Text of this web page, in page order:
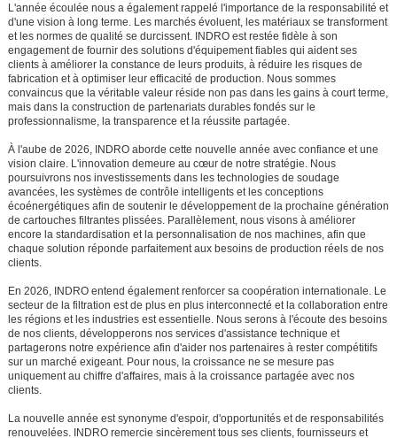
L'année écoulée nous a également rappelé l'importance de la responsabilité et
d'une vision à long terme. Les marchés évoluent, les matériaux se transforment
et les normes de qualité se durcissent. INDRO est restée fidèle à son
engagement de fournir des solutions d'équipement fiables qui aident ses
clients à améliorer la constance de leurs produits, à réduire les risques de
fabrication et à optimiser leur efficacité de production. Nous sommes
convaincus que la véritable valeur réside non pas dans les gains à court terme,
mais dans la construction de partenariats durables fondés sur le
professionnalisme, la transparence et la réussite partagée.
À l'aube de 2026, INDRO aborde cette nouvelle année avec confiance et une
vision claire. L'innovation demeure au cœur de notre stratégie. Nous
poursuivrons nos investissements dans les technologies de soudage
avancées, les systèmes de contrôle intelligents et les conceptions
écoénergétiques afin de soutenir le développement de la prochaine génération
de cartouches filtrantes plissées. Parallèlement, nous visons à améliorer
encore la standardisation et la personnalisation de nos machines, afin que
chaque solution réponde parfaitement aux besoins de production réels de nos
clients.
En 2026, INDRO entend également renforcer sa coopération internationale. Le
secteur de la filtration est de plus en plus interconnecté et la collaboration entre
les régions et les industries est essentielle. Nous serons à l'écoute des besoins
de nos clients, développerons nos services d'assistance technique et
partagerons notre expérience afin d'aider nos partenaires à rester compétitifs
sur un marché exigeant. Pour nous, la croissance ne se mesure pas
uniquement au chiffre d'affaires, mais à la croissance partagée avec nos
clients.
La nouvelle année est synonyme d'espoir, d'opportunités et de responsabilités
renouvelées. INDRO remercie sincèrement tous ses clients, fournisseurs et